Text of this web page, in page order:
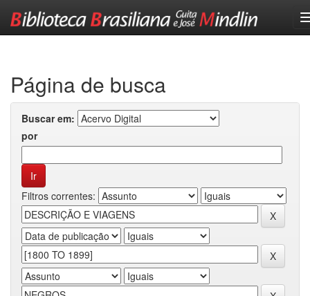
Página de busca
Buscar em:
por
Filtros correntes: